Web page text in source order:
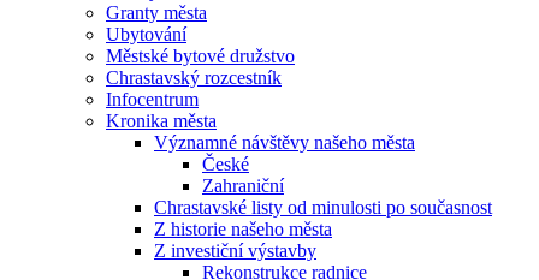
Granty města
Ubytování
Městské bytové družstvo
Chrastavský rozcestník
Infocentrum
Kronika města
Významné návštěvy našeho města
České
Zahraniční
Chrastavské listy od minulosti po současnost
Z historie našeho města
Z investiční výstavby
Rekonstrukce radnice